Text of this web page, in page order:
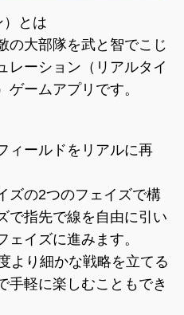
とは
の大部隊を武と智でこじ
レーション（リアルタイ
ゲームアプリです。
ィールドをリアルに再
ズの2つのフェイズで構
で指先で線を自由に引い
ェイズに進みます。
より細かな戦略を立てる
手軽に楽しむこともでき